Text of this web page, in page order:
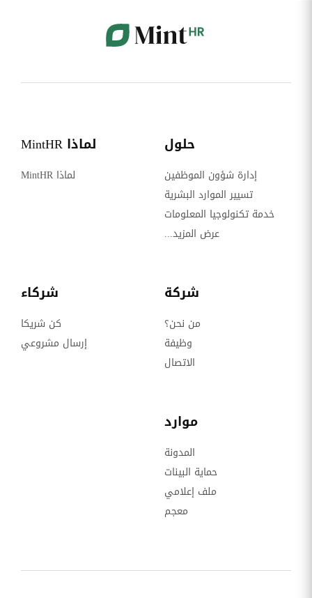
حلول
إدارة شؤون الموظفين
تسيير الموارد البشرية
خدمة تكنولوجيا المعلومات
عرض المزيد...
لماذا MintHR
لماذا MintHR
شركة
من نحن؟
وظيفة
الاتصال
شركاء
كن شريكا
إرسال مشروعي
موارد
المدونة
حماية البينات
ملف إعلامي
معجم